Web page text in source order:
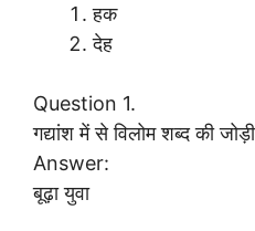
हक
देह
Question 1.
गद्यांश में से विलोम शब्द की
Answer:
बूढ़ा युवा